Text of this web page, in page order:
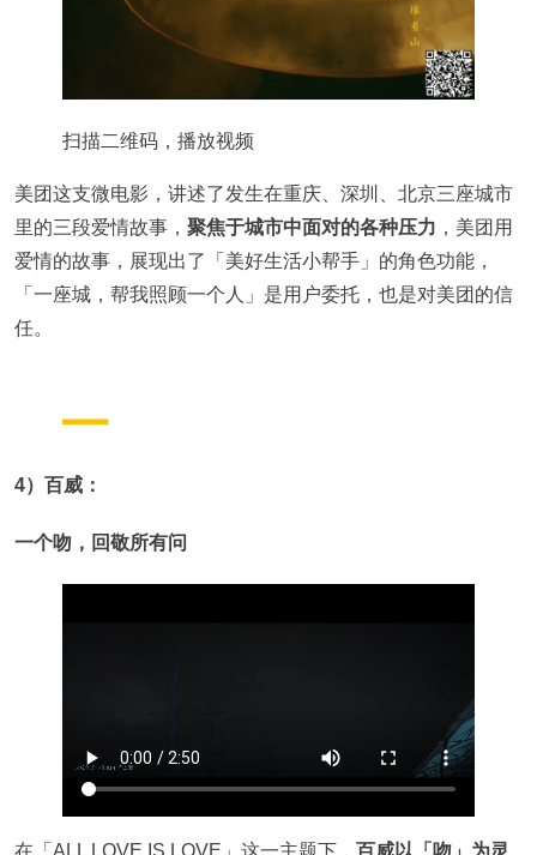
扫描二维码，播放视频
美团这支微电影，讲述了发生在重庆、深圳、北京三座城市
里的三段爱情故事， 聚焦于城市中面对的各种压力 ，美团用
爱情的故事，展现出了「美好生活小帮手」的角色功能，
「一座城，帮我照顾一个人」是用户委托，也是对美团的信
任。
4）百威：
一个吻，回敬所有问